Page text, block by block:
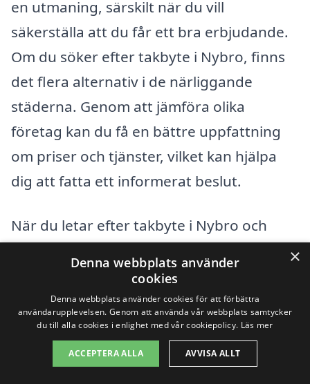
en utmaning, särskilt när du vill
säkerställa att du får ett bra erbjudande.
Om du söker efter takbyte i Nybro, finns
det flera alternativ i de närliggande
städerna. Genom att jämföra olika
företag kan du få en bättre uppfattning
om priser och tjänster, vilket kan hjälpa
dig att fatta ett informerat beslut.
När du letar efter takbyte i Nybro och
fördelaktigt att titta på tjänster från
företag i följande städer:
Kalmar
×
Denna webbplats använder
cookies
Denna webbplats använder cookies för att förbättra
användarupplevelsen. Genom att använda vår webbplats samtycker
du till alla cookies i enlighet med vår cookiepolicy. Läs mer
ACCEPTERA ALLA AVVISA ALLT